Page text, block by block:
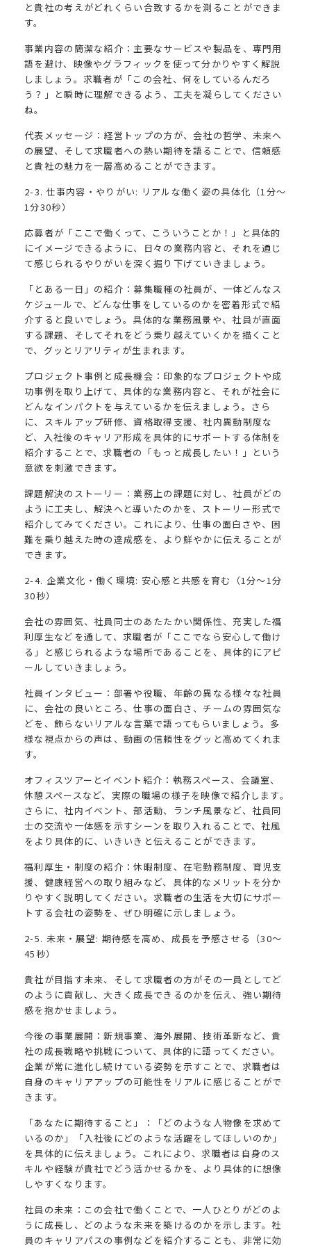
と貴社の考えがどれくらい合致するかを測ることができま
す。
事業内容の簡潔な紹介：主要なサービスや製品を、専門用
語を避け、映像やグラフィックを使って分かりやすく解説
しましょう。求職者が「この会社、何をしているんだろ
う？」と瞬時に理解できるよう、工夫を凝らしてください
ね。
代表メッセージ：経営トップの方が、会社の哲学、未来へ
の展望、そして求職者への熱い期待を語ることで、信頼感
と貴社の魅力を一層高めることができます。
2-3. 仕事内容・やりがい: リアルな働く姿の具体化（1分〜
1分30秒）
応募者が「ここで働くって、こういうことか！」と具体的
にイメージできるように、日々の業務内容と、それを通じ
て感じられるやりがいを深く掘り下げていきましょう。
「とある一日」の紹介：募集職種の社員が、一体どんなス
ケジュールで、どんな仕事をしているのかを密着形式で紹
介すると良いでしょう。具体的な業務風景や、社員が直面
する課題、そしてそれをどう乗り越えていくかを描くこと
で、グッとリアリティが生まれます。
プロジェクト事例と成長機会：印象的なプロジェクトや成
功事例を取り上げて、具体的な業務内容と、それが社会に
どんなインパクトを与えているかを伝えましょう。さら
に、スキルアップ研修、資格取得支援、社内異動制度な
ど、入社後のキャリア形成を具体的にサポートする体制を
紹介することで、求職者の「もっと成長したい！」という
意欲を刺激できます。
課題解決のストーリー：業務上の課題に対し、社員がどの
ように工夫し、解決へと導いたのかを、ストーリー形式で
紹介してみてください。これにより、仕事の面白さや、困
難を乗り越えた時の達成感を、より鮮やかに伝えることが
できます。
2-4. 企業文化・働く環境: 安心感と共感を育む（1分〜1分
30秒）
会社の雰囲気、社員同士のあたたかい関係性、充実した福
利厚生などを通して、求職者が「ここでなら安心して働け
る」と感じられるような場所であることを、具体的にアピ
ールしていきましょう。
社員インタビュー：部署や役職、年齢の異なる様々な社員
に、会社の良いところ、仕事の面白さ、チームの雰囲気な
どを、飾らないリアルな言葉で語ってもらいましょう。多
様な視点からの声は、動画の信頼性をグッと高めてくれま
す。
オフィスツアーとイベント紹介：執務スペース、会議室、
休憩スペースなど、実際の職場の様子を映像で紹介します。
さらに、社内イベント、部活動、ランチ風景など、社員同
士の交流や一体感を示すシーンを取り入れることで、社風
をより具体的に、いきいきと伝えることができます。
福利厚生・制度の紹介：休暇制度、在宅勤務制度、育児支
援、健康経営への取り組みなど、具体的なメリットを分か
りやすく説明してください。求職者の生活を大切にサポー
トする会社の姿勢を、ぜひ明確に示しましょう。
2-5. 未来・展望: 期待感を高め、成長を予感させる（30〜
45秒）
貴社が目指す未来、そして求職者の方がその一員としてど
のように貢献し、大きく成長できるのかを伝え、強い期待
感を抱かせましょう。
今後の事業展開：新規事業、海外展開、技術革新など、貴
社の成長戦略や挑戦について、具体的に語ってください。
企業が常に進化し続けている姿勢を示すことで、求職者は
自身のキャリアアップの可能性をリアルに感じることがで
きます。
「あなたに期待すること」：「どのような人物像を求めて
いるのか」「入社後にどのような活躍をしてほしいのか」
を具体的に伝えましょう。これにより、求職者は自身のス
キルや経験が貴社でどう活かせるかを、より具体的に想像
しやすくなります。
社員の未来：この会社で働くことで、一人ひとりがどのよ
うに成長し、どのような未来を築けるのかを示します。社
員のキャリアパスの事例などを紹介することも、非常に効